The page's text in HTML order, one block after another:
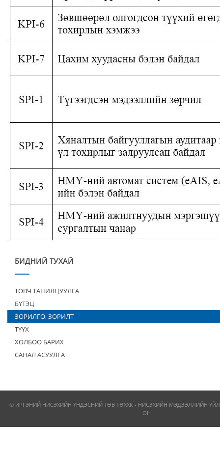
БИДНИЙ ТУХАЙ
ТОВЧ ТАНИЛЦУУЛГА
БҮТЭЦ
ЗОРИЛГО, ЗОРИЛТ
ТҮҮХ
ХОЛБОО БАРИХ
САНАЛ АСУУЛГА
© ИРГЭНИЙ НИСЭХИЙН ҮНДЭСНИЙ ТӨВ ТӨХХК - НИСЭХИЙН МЭДЭЭЛЛИЙН
ОН